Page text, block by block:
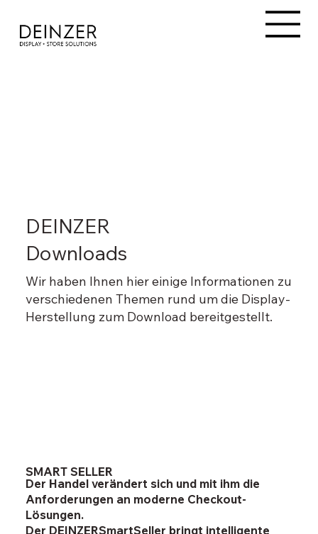
DEINZER
Downloads
Wir haben Ihnen hier einige Informationen zu
verschiedenen Themen rund um die Display-
Herstellung zum Download bereitgestellt.
SMART SELLER
Der Handel verändert sich und mit ihm die
Anforderungen an moderne Checkout-
Lösungen.
Der DEINZERSmartSeller bringt intelligente